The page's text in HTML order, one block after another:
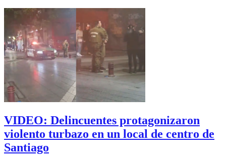
VIDEO: Delincuentes protagonizaron
violento turbazo en un local de centro de
Santiago